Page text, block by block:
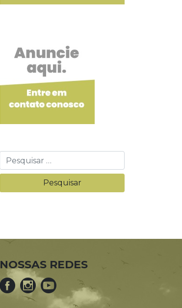
NOSSAS REDES